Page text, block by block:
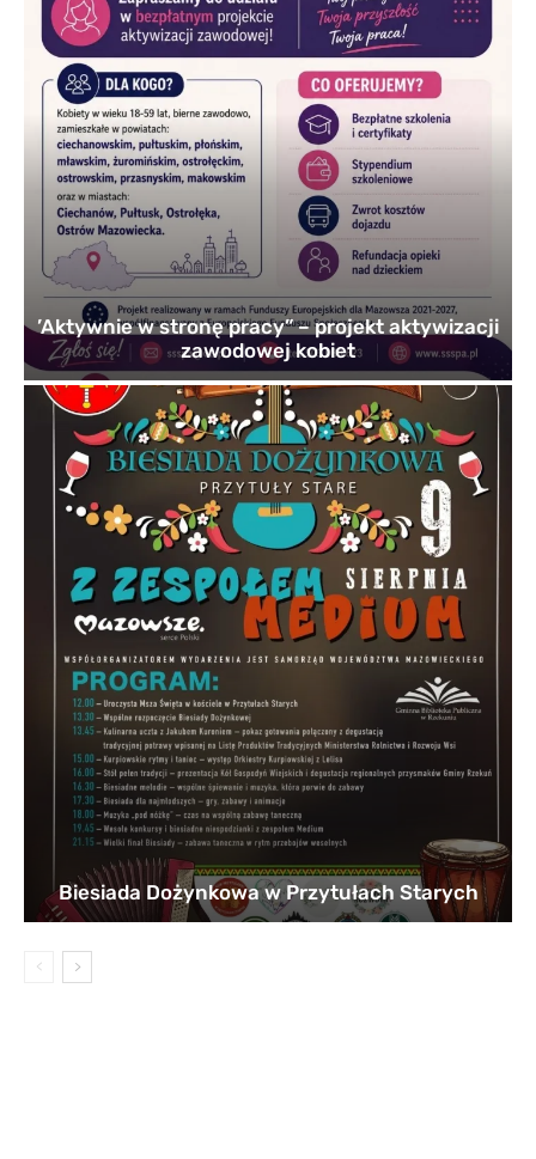
’Aktywnie w stronę pracy” – projekt aktywizacji
zawodowej kobiet
Biesiada Dożynkowa w Przytułach Starych